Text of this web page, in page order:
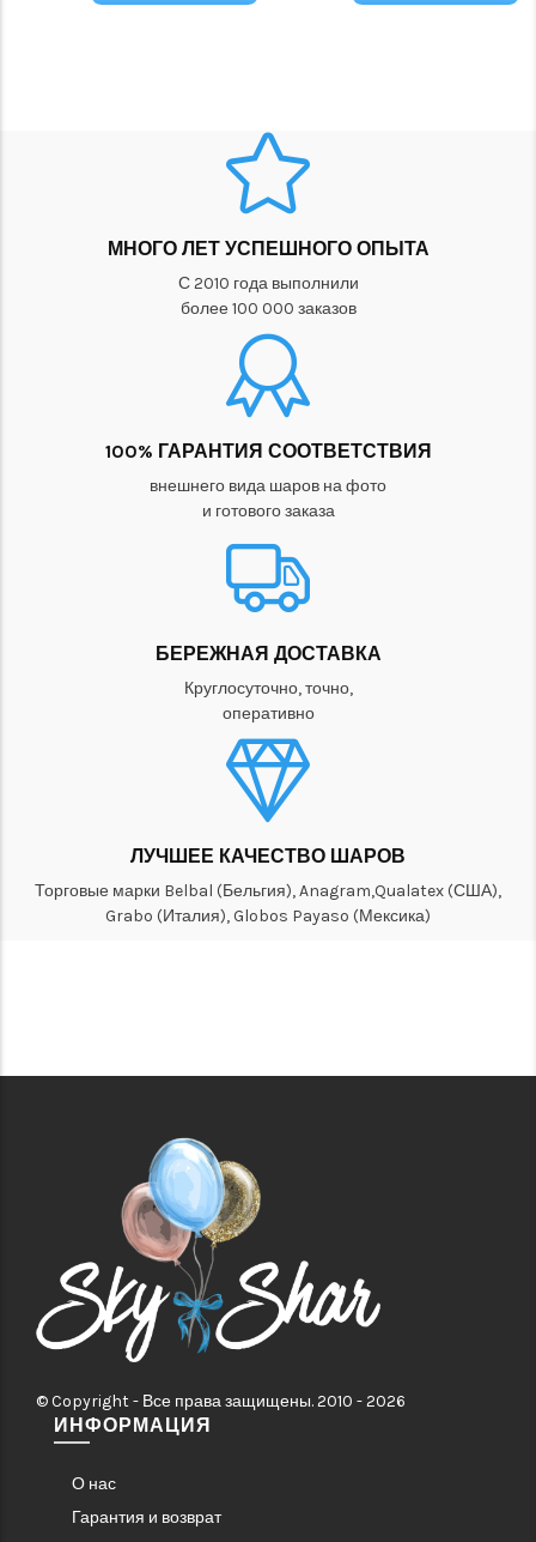
МНОГО ЛЕТ УСПЕШНОГО ОПЫТА
С 2010 года выполнили
более 100 000 заказов
100% ГАРАНТИЯ СООТВЕТСТВИЯ
внешнего вида шаров на фото
и готового заказа
БЕРЕЖНАЯ ДОСТАВКА
Круглосуточно, точно,
оперативно
ЛУЧШЕЕ КАЧЕСТВО ШАРОВ
Торговые марки Belbal (Бельгия), Anagram,Qualatex (США),
Grabo (Италия), Globos Payaso (Мексика)
© Copyright - Все права защищены. 2010 - 2026
ИНФОРМАЦИЯ
О нас
Гарантия и возврат